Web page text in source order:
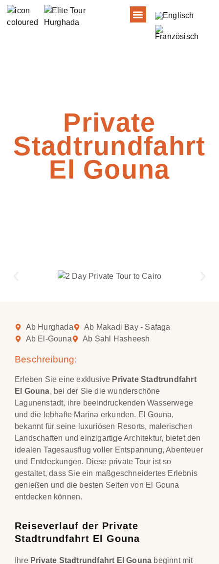
Private
Stadtrundfahrt
El Gouna
Ab Hurghada
Ab Makadi Bay - Safaga
Ab El-Gouna
Ab Sahl Hasheesh
Beschreibung:
Erleben Sie eine exklusive Private Stadtrundfahrt
El Gouna, bei der Sie die wunderschöne
Lagunenstadt, ihre beeindruckenden Wasserwege
und die lebhafte Marina erkunden. El Gouna,
bekannt für seine luxuriösen Resorts, malerischen
Landschaften und einzigartige Architektur, bietet den
idealen Tagesausflug voller Entspannung, Abenteuer
und Entdeckungen. Diese private Tour ist so
gestaltet, dass Sie ein maßgeschneidertes Erlebnis
genießen und die besten Seiten von El Gouna
entdecken können.
Reiseverlauf der Private
Stadtrundfahrt El Gouna
Ihre Private Stadtrundfahrt El Gouna beginnt mit